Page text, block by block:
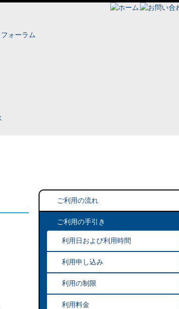
ご利用の流れ
ご利用の手引き
利用日および利用時間
利用申し込み
利用の制限
利用料金